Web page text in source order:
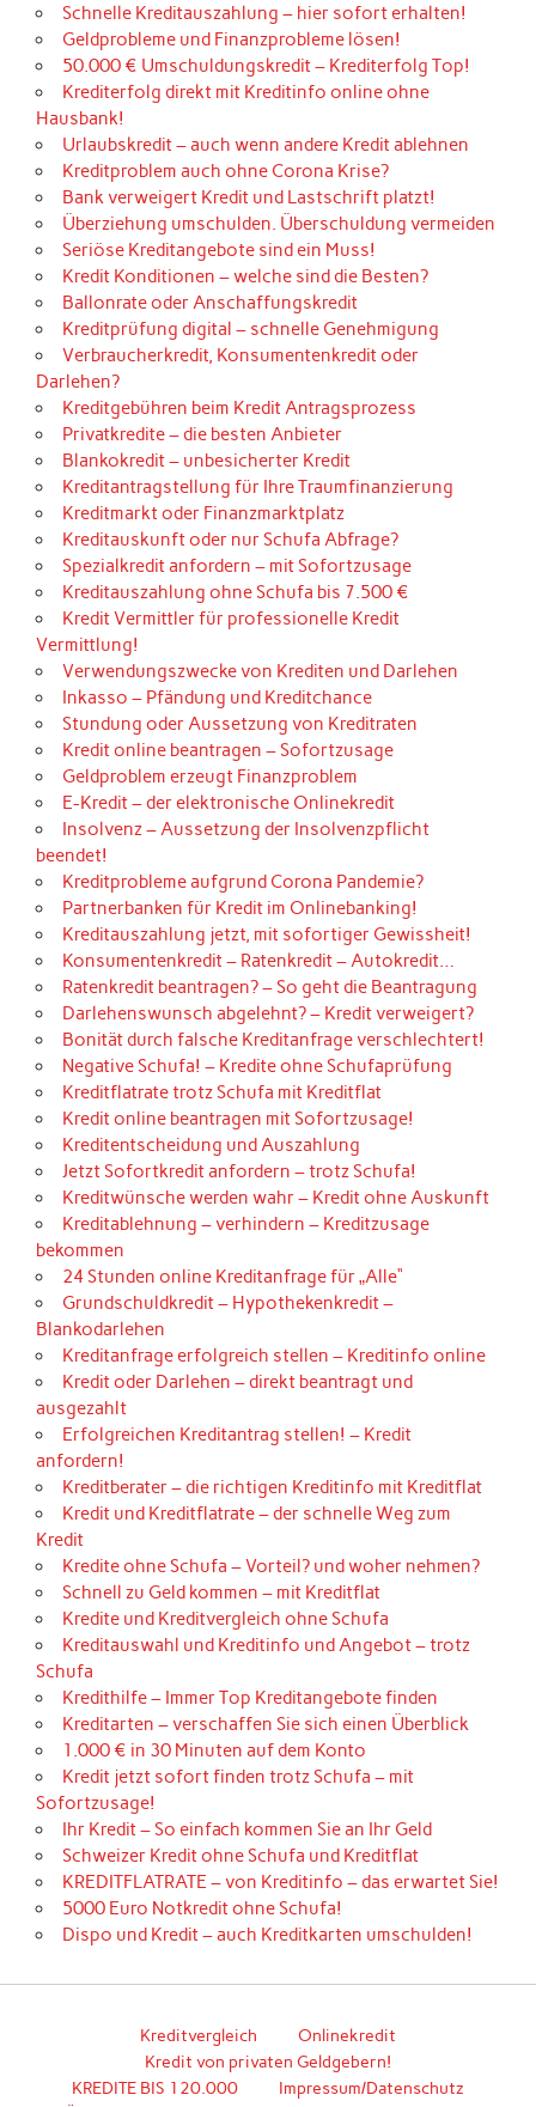
Schnelle Kreditauszahlung – hier sofort erhalten!
Geldprobleme und Finanzprobleme lösen!
50.000 € Umschuldungskredit – Krediterfolg Top!
Krediterfolg direkt mit Kreditinfo online ohne
Hausbank!
Urlaubskredit – auch wenn andere Kredit ablehnen
Kreditproblem auch ohne Corona Krise?
Bank verweigert Kredit und Lastschrift platzt!
Überziehung umschulden. Überschuldung vermeiden
Seriöse Kreditangebote sind ein Muss!
Kredit Konditionen – welche sind die Besten?
Ballonrate oder Anschaffungskredit
Kreditprüfung digital – schnelle Genehmigung
Verbraucherkredit, Konsumentenkredit oder
Darlehen?
Kreditgebühren beim Kredit Antragsprozess
Privatkredite – die besten Anbieter
Blankokredit – unbesicherter Kredit
Kreditantragstellung für Ihre Traumfinanzierung
Kreditmarkt oder Finanzmarktplatz
Kreditauskunft oder nur Schufa Abfrage?
Spezialkredit anfordern – mit Sofortzusage
Kreditauszahlung ohne Schufa bis 7.500 €
Kredit Vermittler für professionelle Kredit
Vermittlung!
Verwendungszwecke von Krediten und Darlehen
Inkasso – Pfändung und Kreditchance
Stundung oder Aussetzung von Kreditraten
Kredit online beantragen – Sofortzusage
Geldproblem erzeugt Finanzproblem
E-Kredit – der elektronische Onlinekredit
Insolvenz – Aussetzung der Insolvenzpflicht
beendet!
Kreditprobleme aufgrund Corona Pandemie?
Partnerbanken für Kredit im Onlinebanking!
Kreditauszahlung jetzt, mit sofortiger Gewissheit!
Konsumentenkredit – Ratenkredit – Autokredit…
Ratenkredit beantragen? – So geht die Beantragung
Darlehenswunsch abgelehnt? – Kredit verweigert?
Bonität durch falsche Kreditanfrage verschlechtert!
Negative Schufa! – Kredite ohne Schufaprüfung
Kreditflatrate trotz Schufa mit Kreditflat
Kredit online beantragen mit Sofortzusage!
Kreditentscheidung und Auszahlung
Jetzt Sofortkredit anfordern – trotz Schufa!
Kreditwünsche werden wahr – Kredit ohne Auskunft
Kreditablehnung – verhindern – Kreditzusage
bekommen
24 Stunden online Kreditanfrage für „Alle“
Grundschuldkredit – Hypothekenkredit –
Blankodarlehen
Kreditanfrage erfolgreich stellen – Kreditinfo online
Kredit oder Darlehen – direkt beantragt und
ausgezahlt
Erfolgreichen Kreditantrag stellen! – Kredit
anfordern!
Kreditberater – die richtigen Kreditinfo mit Kreditflat
Kredit und Kreditflatrate – der schnelle Weg zum
Kredit
Kredite ohne Schufa – Vorteil? und woher nehmen?
Schnell zu Geld kommen – mit Kreditflat
Kredite und Kreditvergleich ohne Schufa
Kreditauswahl und Kreditinfo und Angebot – trotz
Schufa
Kredithilfe – Immer Top Kreditangebote finden
Kreditarten – verschaffen Sie sich einen Überblick
1.000 € in 30 Minuten auf dem Konto
Kredit jetzt sofort finden trotz Schufa – mit
Sofortzusage!
Ihr Kredit – So einfach kommen Sie an Ihr Geld
Schweizer Kredit ohne Schufa und Kreditflat
KREDITFLATRATE – von Kreditinfo – das erwartet Sie!
5000 Euro Notkredit ohne Schufa!
Dispo und Kredit – auch Kreditkarten umschulden!
Kreditvergleich
Onlinekredit
Kredit von privaten Geldgebern!
KREDITE BIS 120.000
Impressum/Datenschutz